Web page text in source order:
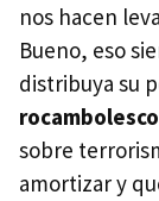
nos hacen
Bueno, eso
distribuya su
sobre
amortizar y